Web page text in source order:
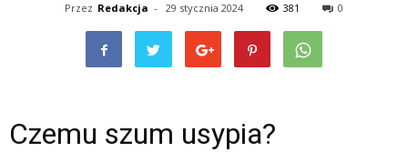
Przez Redakcja - 29 stycznia 2024 381 0
Czemu szum usypia?